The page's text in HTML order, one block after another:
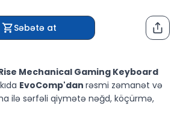
Səbətə at
Mechanical Gaming Keyboard
EvoComp'dan rəsmi zəmanət və
ilə sərfəli qiymətə nəğd, köçürmə,